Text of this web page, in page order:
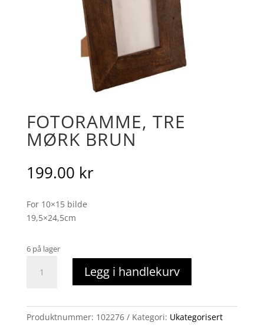
FOTORAMME, TRE
MØRK BRUN
199.00 kr
For 10×15 bilde
19,5×24,5cm
6 på lager
Fotoramme,
antall
Legg i handlekurv
Produktnummer: 102276 Kategori: Ukategorisert